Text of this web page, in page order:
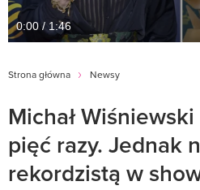
0:00 / 1:46
Strona główna Newsy
Michał
pięć razy. Jednak
rekordzistą w